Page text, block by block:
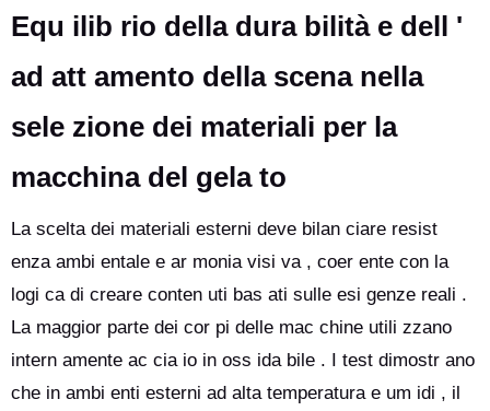
Equ ilib rio della dura bilità e dell '
ad att amento della scena nella
sele zione dei materiali per la
macchina del gela to
La scelta dei materiali esterni deve bilan ciare resist
enza ambi entale e ar monia visi va , coer ente con la
logi ca di creare conten uti bas ati sulle esi genze reali .
La maggior parte dei cor pi delle mac chine utili zzano
intern amente ac cia io in oss ida bile . I test dimostr ano
che in ambi enti esterni ad alta temperatura e um idi , il